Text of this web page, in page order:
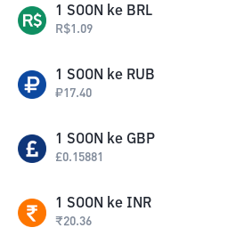
1 SOON ke BRL
R$1.09
1 SOON ke RUB
₽17.40
1 SOON ke GBP
£0.15881
1 SOON ke INR
₹20.36